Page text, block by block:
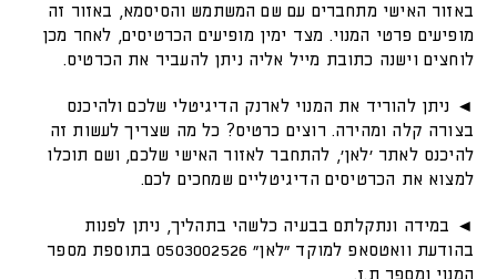
באזור האישי מתחברים עם שם המשתמש והסיסמא, באזור זה
מופיעים פרטי המנוי. מצד ימין מופיעים הכרטיסים, לאחר מכן
לוחצים וישנה כתובת מייל אליה ניתן להעביר את הכרטיס.
◄ ניתן להוריד את המנוי לארנק הדיגיטלי שלכם ולהיכנס
בצורה קלה ומהירה. רוצים כרטיס? כל מה שצריך לעשות זה
להיכנס לאתר 'לאן', להתחבר לאזור האישי שלכם, ושם תוכלו
למצוא את הכרטיסים הדיגיטליים שמחכים לכם.
◄ במידה ונתקלתם בבעיה כלשהי בתהליך, ניתן לפנות
בהודעת וואטסאפ למוקד ״לאן״ 0503002526 בתוספת מספר
המנוי ומספר ת.ז.